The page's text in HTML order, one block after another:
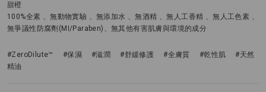
甜橙
100%全素 、無動物實驗 、無添加水 、無酒精 、無人工香精 、無人工色素 、
無爭議性防腐劑(MI/Paraben)、無其他有害肌膚與環境的成分
#ZeroDilute™ #保濕 #滋潤 #舒緩修護 #全膚質 #乾性肌
#天然
精油